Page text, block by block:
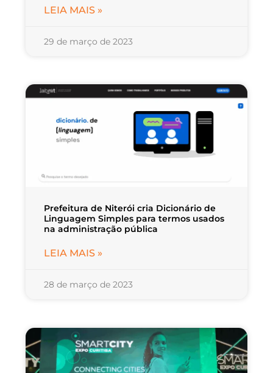
LEIA MAIS »
29 de março de 2023
Prefeitura de Niterói cria Dicionário de
Linguagem Simples para termos usados
na administração pública
LEIA MAIS »
28 de março de 2023